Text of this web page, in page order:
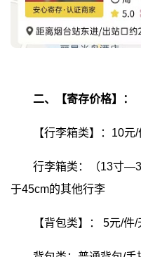
二、【寄存价格】：
【行李箱类】：10元/
行李箱类：（13寸
于45cm的其他行李
【背包类】： 5元/件/